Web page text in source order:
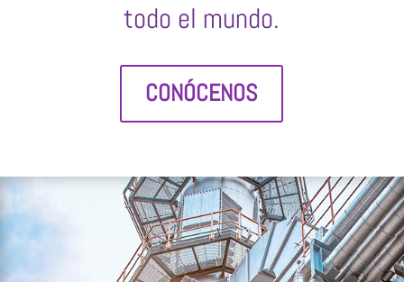
todo el mundo.
CONÓCENOS